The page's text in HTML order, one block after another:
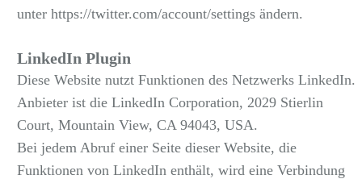
unter https://twitter.com/account/settings ändern.
LinkedIn Plugin
Diese Website nutzt Funktionen des Netzwerks LinkedIn.
Anbieter ist die LinkedIn Corporation, 2029 Stierlin
Court, Mountain View, CA 94043, USA.
Bei jedem Abruf einer Seite dieser Website, die
Funktionen von LinkedIn enthält, wird eine Verbindung